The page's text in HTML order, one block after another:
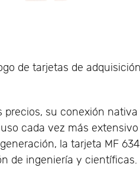
de tarjetas de
su conexión nativa
cada vez más
la tarjeta MF
de ingeniería y científicas.